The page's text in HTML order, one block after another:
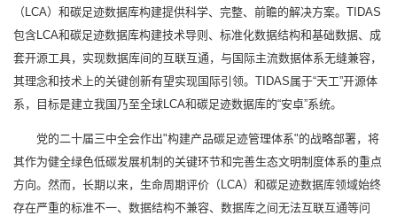
（LCA）和碳足迹数据库构建提供科学、完整、前瞻的解决方案。TIDAS
包含LCA和碳足迹数据库构建技术导则、标准化数据结构和基础数据、成
套开源工具，实现数据库间的互联互通，与国际主流数据体系无缝兼容，
其理念和技术上的关键创新有望实现国际引领。TIDAS属于“天工”开源体
系，目标是建立我国乃至全球LCA和碳足迹数据库的“安卓”系统。
党的二十届三中全会作出"构建产品碳足迹管理体系"的战略部署，将
其作为健全绿色低碳发展机制的关键环节和完善生态文明制度体系的重点
方向。然而，长期以来，生命周期评价（LCA）和碳足迹数据库领域始终
存在严重的标准不一、数据结构不兼容、数据库之间无法互联互通等问